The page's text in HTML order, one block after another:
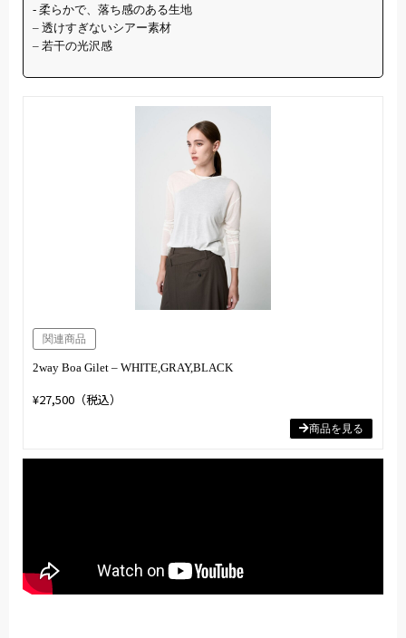
‐ 柔らかで、落ち感のある生地
– 透けすぎないシアー素材
– 若干の光沢感
関連商品
2way Boa Gilet – WHITE,GRAY,BLACK
¥27,500（税込）
商品を見る